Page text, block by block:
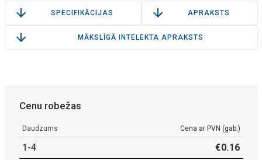
SPECIFIKĀCIJAS APRAKSTS
MĀKSLĪGĀ INTELEKTA APRAKSTS
Cenu robežas
Daudzums Cena ar PVN (gab.)
1-4 €0.16